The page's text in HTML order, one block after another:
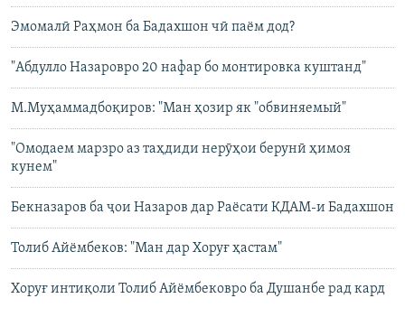
Эмомалӣ Раҳмон ба Бадахшон чӣ паём дод?
"Абдулло Назаровро 20 нафар бо монтировка куштанд"
М.Муҳаммадбоқиров: "Ман ҳозир як "обвиняемый"
"Омодаем марзро аз таҳдиди нерӯҳои берунӣ ҳимоя
кунем"
Бекназаров ба ҷои Назаров дар Раёсати КДАМ-и Бадахшон
Толиб Айёмбеков: "Ман дар Хоруғ ҳастам"
Хоруғ интиқоли Толиб Айёмбековро ба Душанбе рад кард